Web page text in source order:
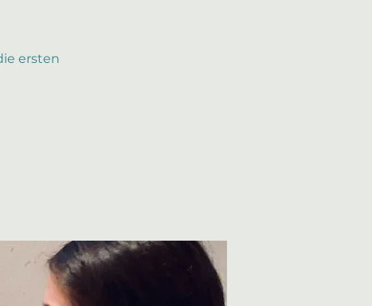
ersten